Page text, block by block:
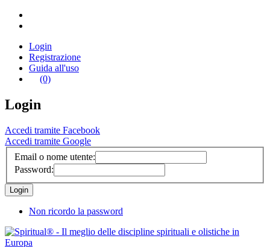
Login
Registrazione
Guida all'uso
(0)
Login
Accedi tramite Facebook
Accedi tramite Google
Email o nome utente:
Password:
Non ricordo la password